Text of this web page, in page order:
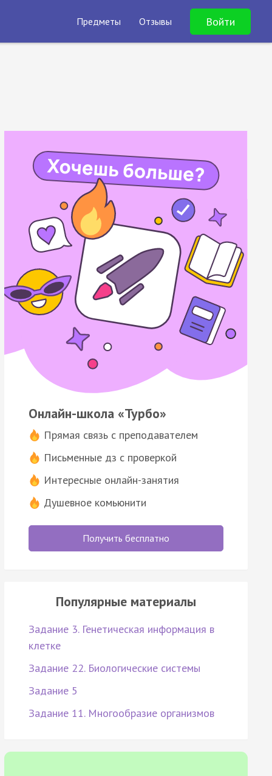
Предметы Отзывы Войти
Онлайн-школа «Турбо»
Прямая связь с преподавателем
Письменные дз с проверкой
Интересные онлайн-занятия
Душевное комьюнити
Получить бесплатно
Популярные материалы
Задание 3. Генетическая информация в
клетке
Задание 22. Биологические системы
Задание 5
Задание 11. Многообразие организмов